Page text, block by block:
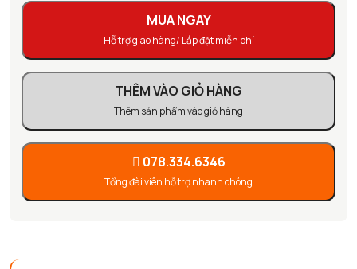
MUA NGAY
Hỗ trợ giao hàng/ Lắp đặt miễn phí
THÊM VÀO GIỎ HÀNG
Thêm sản phẩm vào giỏ hàng
078.334.6346
Tổng đài viên hỗ trợ nhanh chóng